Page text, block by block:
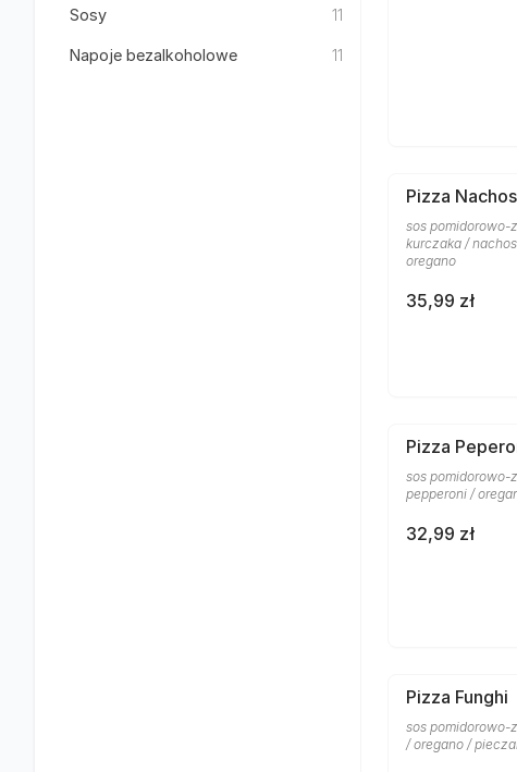
Sosy 11
Napoje bezalkoholowe 11
Pizza
sos pomidorowo-
kurczaka /
oregano
35,99 zł
Pizza
sos pomidorowo-
pepperoni /
32,99 zł
Pizza Funghi
sos pomidorowo-
/ oregano /